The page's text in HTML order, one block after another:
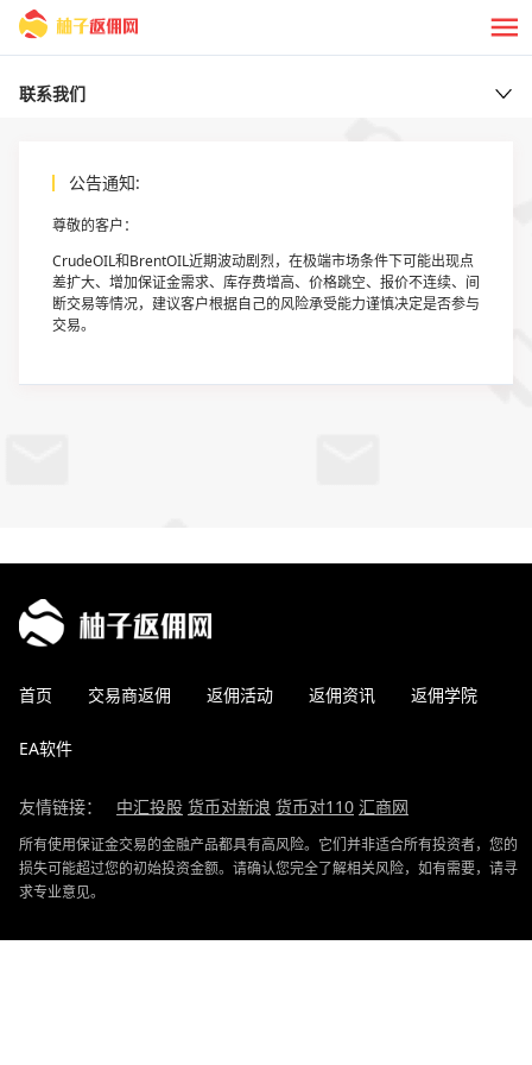
联系我们
公告通知:
尊敬的客户：
CrudeOIL和BrentOIL近期波动剧烈，在极端市场条件下可能出现点
差扩大、增加保证金需求、库存费增高、价格跳空、报价不连续、间
断交易等情况，建议客户根据自己的风险承受能力谨慎决定是否参与
交易。
首页 交易商返佣 返佣活动 返佣资讯 返佣学院
EA软件
友情链接： 中汇投股 货币对新浪 货币对110 汇商网
所有使用保证金交易的金融产品都具有高风险。它们并非适合所有投资者，您的
损失可能超过您的初始投资金额。请确认您完全了解相关风险，如有需要，请寻
求专业意见。